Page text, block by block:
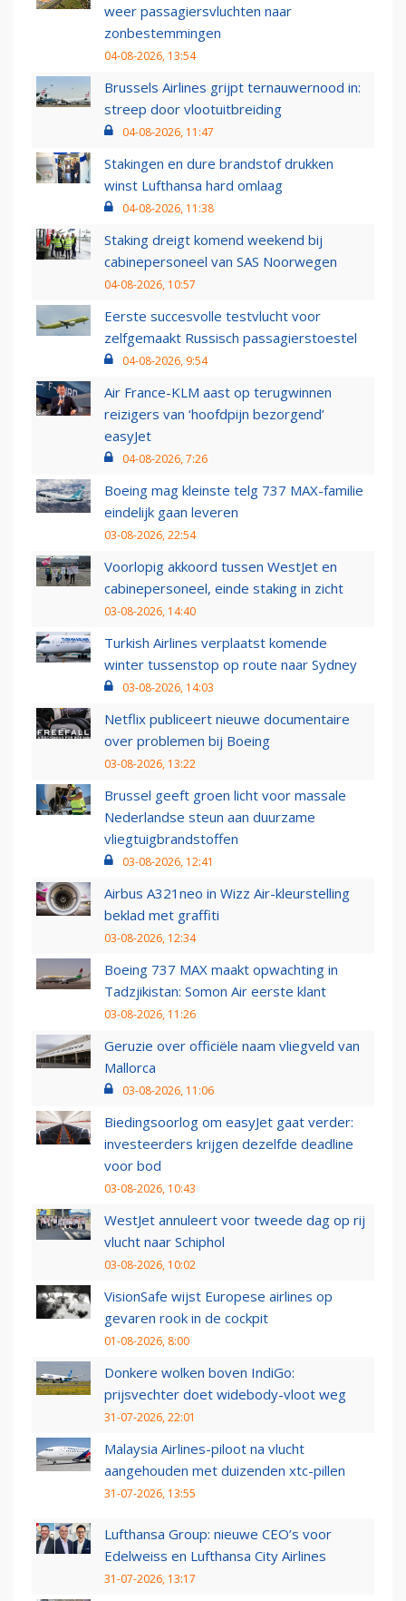
weer passagiersvluchten naar
zonbestemmingen
04-08-2026, 13:54
Brussels Airlines grijpt ternauwernood in:
streep door vlootuitbreiding
04-08-2026, 11:47
Stakingen en dure brandstof drukken
winst Lufthansa hard omlaag
04-08-2026, 11:38
Staking dreigt komend weekend bij
cabinepersoneel van SAS Noorwegen
04-08-2026, 10:57
Eerste succesvolle testvlucht voor
zelfgemaakt Russisch passagierstoestel
04-08-2026, 9:54
Air France-KLM aast op terugwinnen
reizigers van ‘hoofdpijn bezorgend’
easyJet
04-08-2026, 7:26
Boeing mag kleinste telg 737 MAX-familie
eindelijk gaan leveren
03-08-2026, 22:54
Voorlopig akkoord tussen WestJet en
cabinepersoneel, einde staking in zicht
03-08-2026, 14:40
Turkish Airlines verplaatst komende
winter tussenstop op route naar Sydney
03-08-2026, 14:03
Netflix publiceert nieuwe documentaire
over problemen bij Boeing
03-08-2026, 13:22
Brussel geeft groen licht voor massale
Nederlandse steun aan duurzame
vliegtuigbrandstoffen
03-08-2026, 12:41
Airbus A321neo in Wizz Air-kleurstelling
beklad met graffiti
03-08-2026, 12:34
Boeing 737 MAX maakt opwachting in
Tadzjikistan: Somon Air eerste klant
03-08-2026, 11:26
Geruzie over officiële naam vliegveld van
Mallorca
03-08-2026, 11:06
Biedingsoorlog om easyJet gaat verder:
investeerders krijgen dezelfde deadline
voor bod
03-08-2026, 10:43
WestJet annuleert voor tweede dag op rij
vlucht naar Schiphol
03-08-2026, 10:02
VisionSafe wijst Europese airlines op
gevaren rook in de cockpit
01-08-2026, 8:00
Donkere wolken boven IndiGo:
prijsvechter doet widebody-vloot weg
31-07-2026, 22:01
Malaysia Airlines-piloot na vlucht
aangehouden met duizenden xtc-pillen
31-07-2026, 13:55
Lufthansa Group: nieuwe CEO’s voor
Edelweiss en Lufthansa City Airlines
31-07-2026, 13:17